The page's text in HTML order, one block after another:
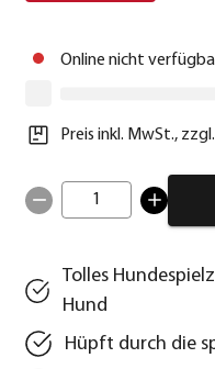
Online nicht
Preis inkl. MwSt., zzgl.
1
Tolles
Hund
Hüpft durch die